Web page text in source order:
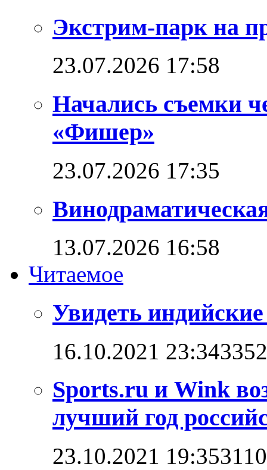
Экстрим-парк на
23.07.2026 17:58
Начались съемки
«Фишер»
23.07.2026 17:35
13.07.2026 16:58
Читаемое
Увидеть
16.10.2021 23:34
Sports.ru и Wink
лучший год
23.10.2021 19:35